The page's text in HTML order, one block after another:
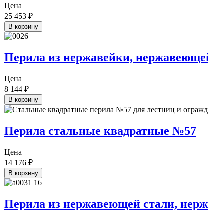
Цена
25 453 ₽
В корзину
Перила из нержавейки,
Цена
8 144 ₽
В корзину
Перила стальные квадратные №57
Цена
14 176 ₽
В корзину
Перила из нержавеющей стали,